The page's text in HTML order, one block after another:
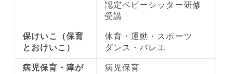
認定ベビーシッター研修
受講
保けいこ（保育
とおけいこ）
体育・運動・スポーツ
ダンス・バレエ
病児保育・障が
病児保育